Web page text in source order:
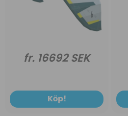
fr. 16692 SEK
Köp!